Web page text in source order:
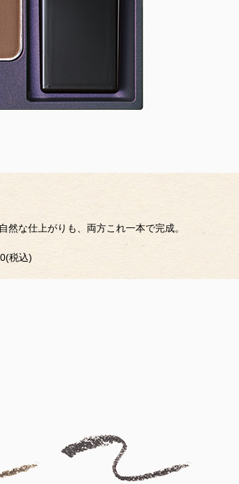
然な仕上がりも、両方これ一本で完成。
税込)